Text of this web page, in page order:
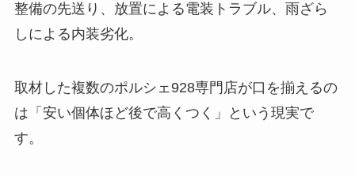
整備の先送り、放置による電装トラブル、雨ざら
しによる内装劣化。
取材した複数のポルシェ928専門店が口を揃えるの
は「安い個体ほど後で高くつく」という現実で
す。